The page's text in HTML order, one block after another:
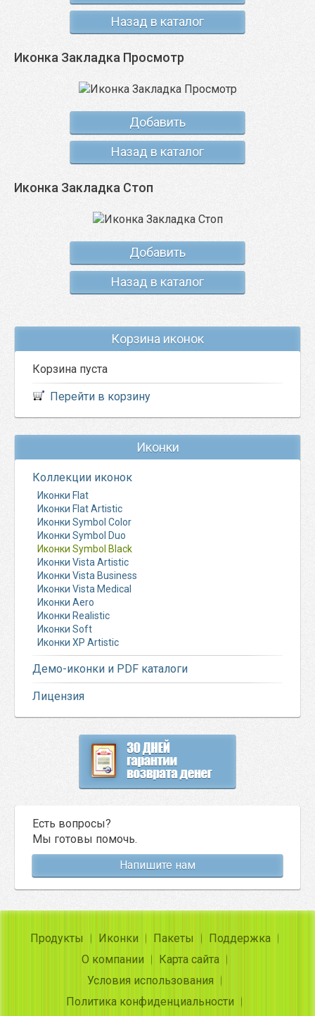
Назад в каталог
Иконка Закладка Просмотр
Добавить
Назад в каталог
Иконка Закладка Стоп
Добавить
Назад в каталог
Корзина иконок
Корзина пуста
Перейти в корзину
Иконки
Коллекции иконок
Иконки Flat
Иконки Flat Artistic
Иконки Symbol Color
Иконки Symbol Duo
Иконки Symbol Black
Иконки Vista Artistic
Иконки Vista Business
Иконки Vista Medical
Иконки Aero
Иконки Realistic
Иконки Soft
Иконки XP Artistic
Демо-иконки и PDF каталоги
Лицензия
Есть вопросы?
Мы готовы помочь.
Напишите нам
Продукты Иконки Пакеты
Поддержка
О компании
Карта сайта
Условия использования
Политика конфиденциальности